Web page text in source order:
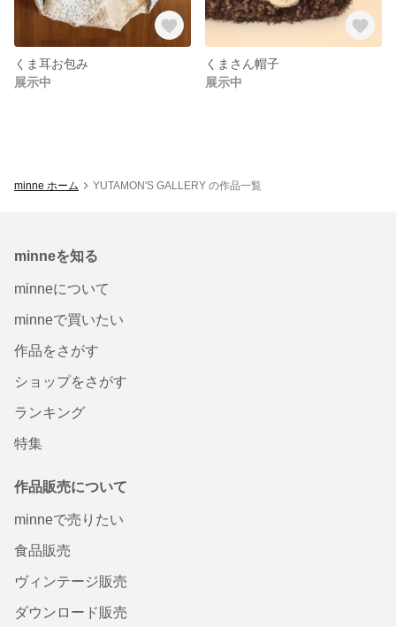
くま耳お包み
展示中
くまさん帽子
展示中
minne ホーム YUTAMON'S GALLERY の作品一覧
minneを知る
minneについて
minneで買いたい
作品をさがす
ショップをさがす
ランキング
特集
作品販売について
minneで売りたい
食品販売
ヴィンテージ販売
ダウンロード販売